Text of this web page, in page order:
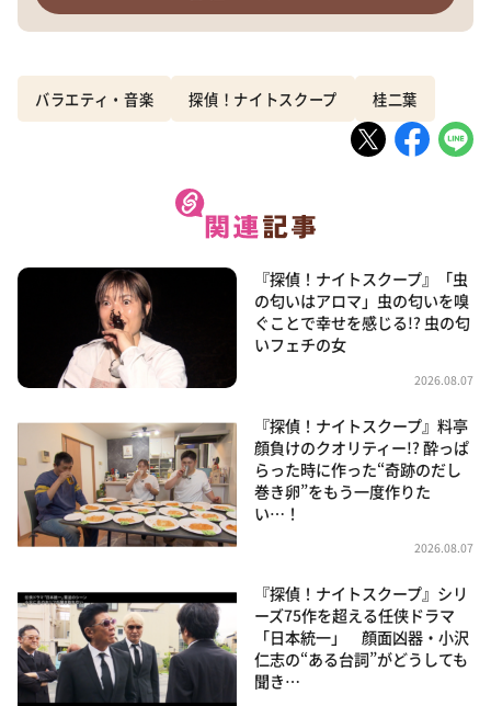
バラエティ・音楽 探偵！ナイトスクープ 桂二葉
『探偵！ナイトスクープ』「虫
の匂いはアロマ」虫の匂いを嗅
ぐことで幸せを感じる!? 虫の匂
いフェチの女
2026.08.07
『探偵！ナイトスクープ』料亭
顔負けのクオリティー!? 酔っぱ
らった時に作った“奇跡のだし
巻き卵”をもう一度作りた
い…！
2026.08.07
『探偵！ナイトスクープ』シリ
ーズ75作を超える任侠ドラマ
「日本統一」 顔面凶器・小沢
仁志の“ある台詞”がどうしても
聞き…